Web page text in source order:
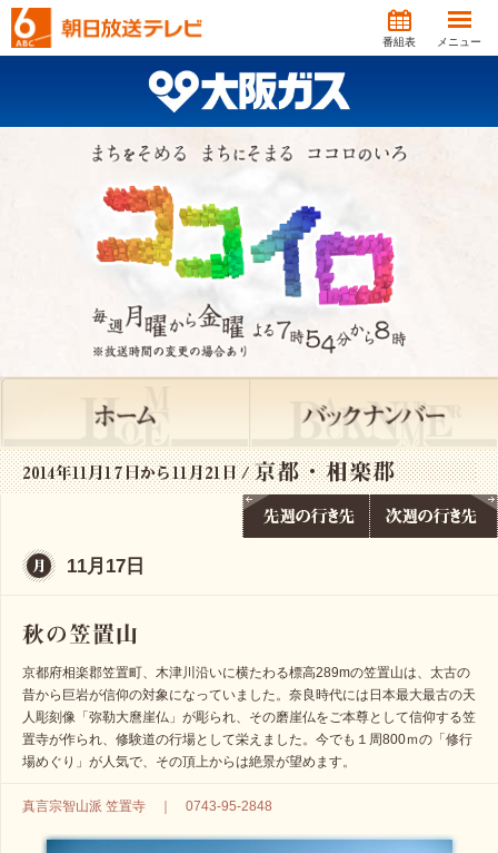
番組表 メニュー
11月17日
京都府相楽郡笠置町、木津川沿いに横たわる標高289mの笠置山は、太古の
昔から巨岩が信仰の対象になっていました。奈良時代には日本最大最古の天
人彫刻像「弥勒大麿崖仏」が彫られ、その磨崖仏をご本尊として信仰する笠
置寺が作られ、修験道の行場として栄えました。今でも１周800ｍの「修行
場めぐり」が人気で、その頂上からは絶景が望めます。
真言宗智山派 笠置寺 ｜ 0743-95-2848